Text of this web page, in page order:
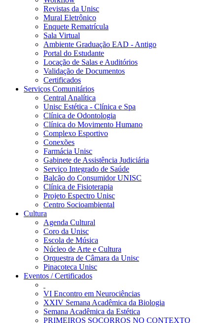
Revistas da Unisc
Mural Eletrônico
Enquete Rematrícula
Sala Virtual
Ambiente Graduação EAD - Antigo
Portal do Estudante
Locação de Salas e Auditórios
Validação de Documentos
Certificados
Serviços Comunitários
Central Analítica
Unisc Estética - Clínica e Spa
Clínica de Odontologia
Clínica do Movimento Humano
Complexo Esportivo
Conexões
Farmácia Unisc
Gabinete de Assistência Judiciária
Serviço Integrado de Saúde
Balcão do Consumidor UNISC
Clínica de Fisioterapia
Projeto Espectro Unisc
Centro Socioambiental
Cultura
Agenda Cultural
Coro da Unisc
Escola de Música
Núcleo de Arte e Cultura
Orquestra de Câmara da Unisc
Pinacoteca Unisc
Eventos / Certificados
VI Encontro em Neurociências
XXIV Semana Acadêmica da Biologia
Semana Acadêmica da Estética
PRIMEIROS SOCORROS NO CONTEXTO